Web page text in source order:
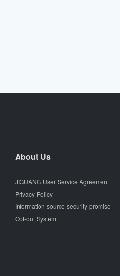
About Us
JIGUANG User Service Agreement
Privacy Policy
Information source security promise
Opt-out System